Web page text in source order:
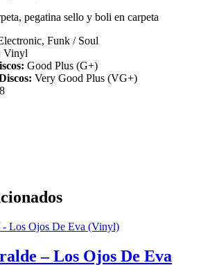
pegatina sello y boli en carpeta
Funk / Soul
Vinyl
Good Plus (G+)
Very Good Plus (VG+)
– Los Ojos De Eva